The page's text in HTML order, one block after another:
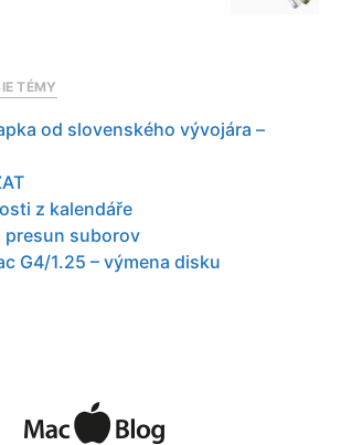
TÉMY
od slovenského vývojára –
z kalendáře
presun suborov
G4/1.25 – výmena disku